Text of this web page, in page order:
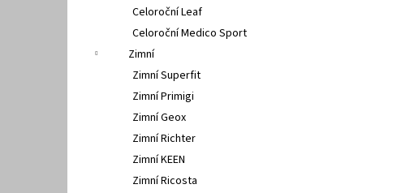
Celoroční Leaf
Celoroční Medico Sport
Zimní
Zimní Superfit
Zimní Primigi
Zimní Geox
Zimní Richter
Zimní KEEN
Zimní Ricosta